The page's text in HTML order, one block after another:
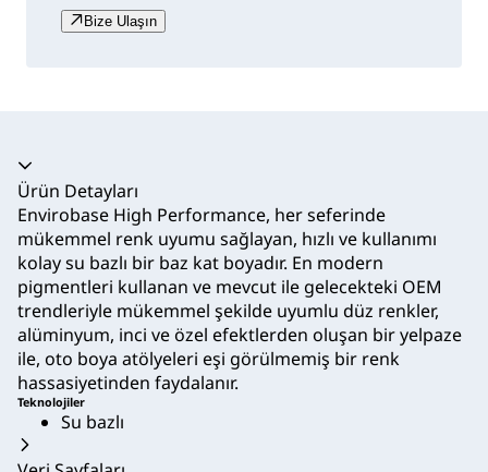
Bize Ulaşın
Akordeon daraltıldı
Ürün Detayları
Envirobase High Performance, her seferinde
mükemmel renk uyumu sağlayan, hızlı ve kullanımı
kolay su bazlı bir baz kat boyadır. En modern
pigmentleri kullanan ve mevcut ile gelecekteki OEM
trendleriyle mükemmel şekilde uyumlu düz renkler,
alüminyum, inci ve özel efektlerden oluşan bir yelpaze
ile, oto boya atölyeleri eşi görülmemiş bir renk
hassasiyetinden faydalanır.
Teknolojiler
Su bazlı